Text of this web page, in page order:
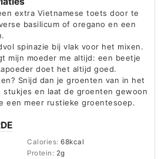
extra Vietnamese toets door te
basilicum of oregano en een
spinazie bij vlak voor het mixen.
mijn moeder me altijd: een beetje
doet het altijd goed.
Snijd dan je groenten van in het
stukjes en laat de groenten gewoon
een meer rustieke groentesoep.
Calories:68kcal
Protein: 2g